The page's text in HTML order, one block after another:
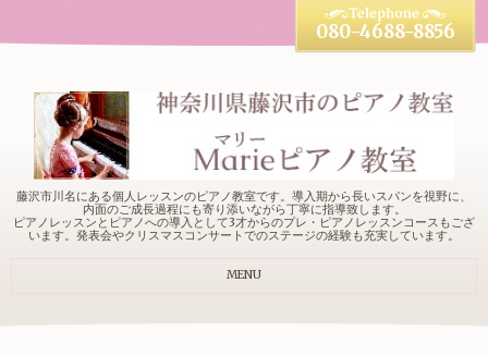
藤沢市川名にある個人レッスンのピアノ教室です。導入期から長いスパンを視野に、
内面のご成長過程にも寄り添いながら丁寧に指導致します。
ピアノレッスンとピアノへの導入として3才からのプレ・ピアノレッスンコースもござ
います。発表会やクリスマスコンサートでのステージの経験も充実しています。
080-4688-8856
MENU